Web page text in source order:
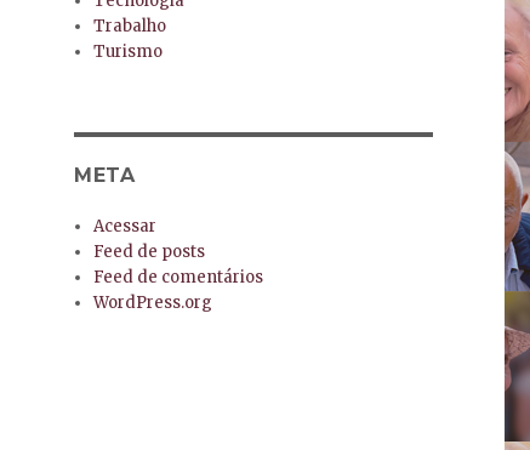
Trabalho
Turismo
META
Acessar
Feed de posts
Feed de comentários
WordPress.org